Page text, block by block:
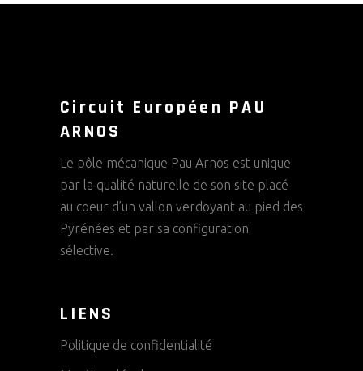
Circuit Européen PAU
ARNOS
Le pôle mécanique Pau Arnos est unique
par la qualité naturelle de son site placé
au coeur d’un vallon verdoyant au pied des
Pyrénées et par sa configuration
sélective.
LIENS
Politique de confidentialité